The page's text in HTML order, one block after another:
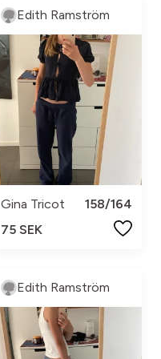
Edith Ramström
Gina Tricot
158/164
75 SEK
Edith Ramström